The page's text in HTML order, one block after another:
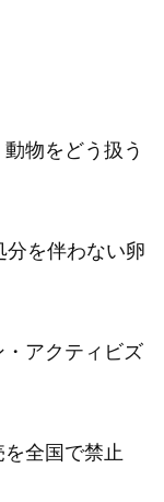
物をどう扱う
を伴わない卵
アクティビズ
全国で禁止